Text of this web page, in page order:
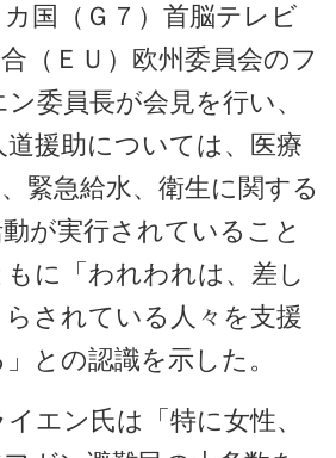
国（Ｇ７）首脳テレビ
（ＥＵ）欧州委員会のフ
委員長が会見を行い、
援助については、医療
緊急給水、衛生に関する
が実行されていること
に「われわれは、差し
されている人々を支援
との認識を示した。
エン氏は「特に女性、